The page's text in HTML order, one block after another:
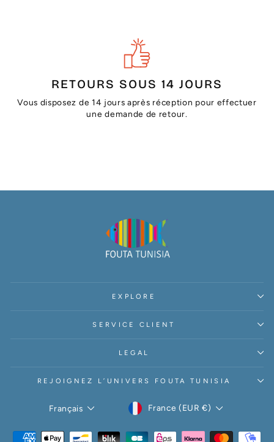
RETOURS SOUS 14 JOURS
Vous disposez de 14 jours après réception pour effectuer
une demande de retour.
EXPLORE
SERVICE CLIENT
LEGAL
REJOIGNEZ L’UNIVERS FOUTA TUNISIA
LANGUE
Français DEVISE
France (EUR €)